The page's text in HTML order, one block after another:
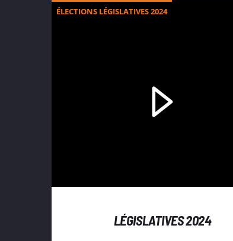
ÉLECTIONS LÉGISLATIVES 2024
LÉGISLATIVES 2024